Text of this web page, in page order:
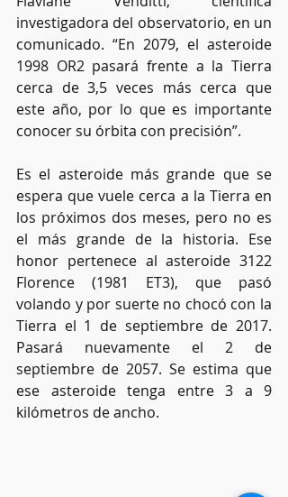
investigadora del observatorio, en un
comunicado. “En 2079, el asteroide
1998 OR2 pasará frente a la Tierra
cerca de 3,5 veces más cerca que
este año, por lo que es importante
conocer su órbita con precisión”.
Es el asteroide más grande que se
espera que vuele cerca a la Tierra en
los próximos dos meses, pero no es
el más grande de la historia. Ese
honor pertenece al asteroide 3122
Florence (1981 ET3), que pasó
volando y por suerte no chocó con la
Tierra el 1 de septiembre de 2017.
Pasará nuevamente el 2 de
septiembre de 2057. Se estima que
ese asteroide tenga entre 3 a 9
kilómetros de ancho.